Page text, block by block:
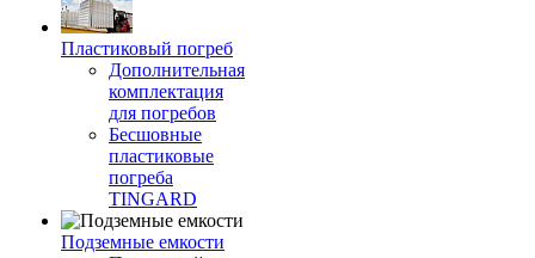
Пластиковый погреб
Дополнительная
комплектация
для погребов
Бесшовные
пластиковые
погреба
TINGARD
Подземные емкости